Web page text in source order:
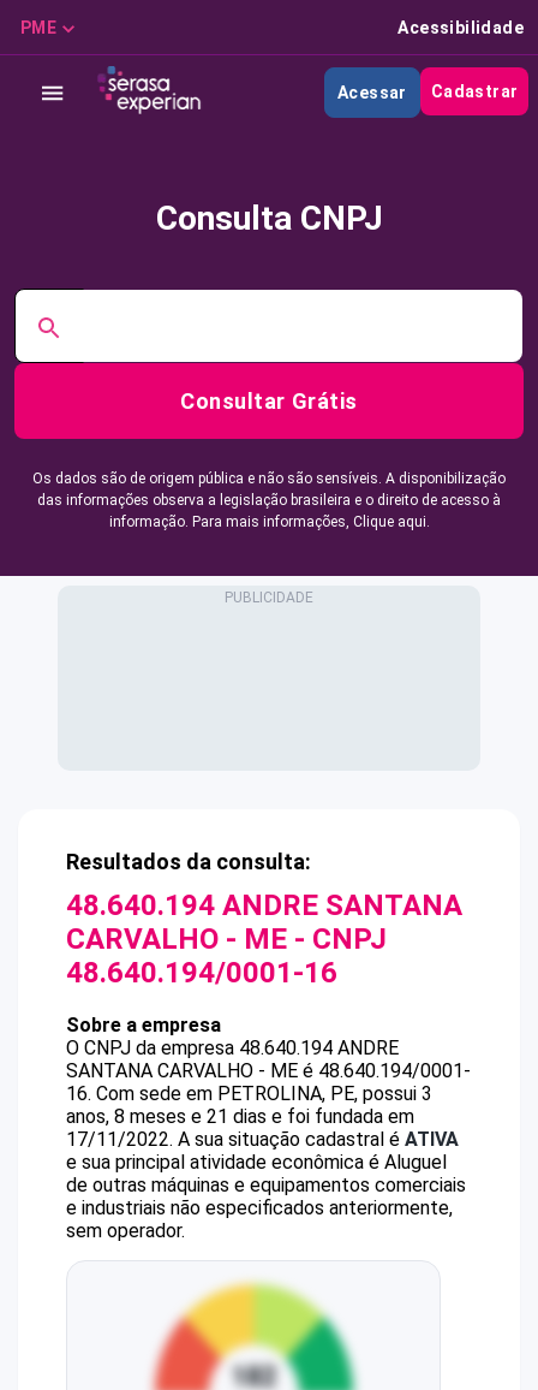
PME Acessibilidade
Acessar Cadastrar
Consulta CNPJ
Consultar Grátis
Os dados são de origem pública e não são sensíveis. A disponibilização
das informações observa a legislação brasileira e o direito de acesso à
informação. Para mais informações, Clique aqui.
Resultados da consulta:
48.640.194 ANDRE SANTANA
CARVALHO - ME - CNPJ
48.640.194/0001-16
Sobre a empresa
O CNPJ da empresa 48.640.194 ANDRE
SANTANA CARVALHO - ME é 48.640.194/0001-
16. Com sede em PETROLINA, PE, possui 3
anos, 8 meses e 21 dias e foi fundada em
17/11/2022. A sua situação cadastral é ATIVA
e sua principal atividade econômica é Aluguel
de outras máquinas e equipamentos comerciais
e industriais não especificados anteriormente,
sem operador.